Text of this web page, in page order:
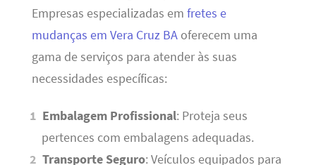
Empresas especializadas em fretes e
mudanças em Vera Cruz BAoferecem uma
gama de serviços para atender às suas
necessidades específicas:
Embalagem Profissional: Proteja seus
pertences com embalagens adequadas.
Transporte Seguro: Veículos equipados para